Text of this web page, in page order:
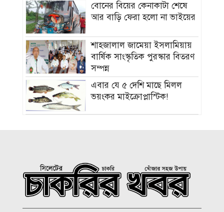
বোনের বিয়ের কেনাকাটা শেষে
আর বাড়ি ফেরা হলো না ভাইয়ের
শাহজালাল জামেয়া ইসলামিয়ায়
বার্ষিক সাংস্কৃতিক পুরস্কার বিতরণ
সম্পন্ন
এবার যে ৫ দেশি মাছে মিলল
ভয়ংকর মাইক্রোপ্লাস্টিক!
জাকিরের মৃত্যুদণ্ড
বাংলাদেশ চা বোর্ডে বড় নিয়োগ